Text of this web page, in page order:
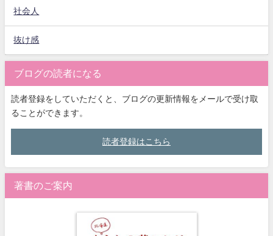
社会人
抜け感
ブログの読者になる
読者登録をしていただくと、ブログの更新情報をメールで受け取
ることができます。
読者登録はこちら
著書のご案内